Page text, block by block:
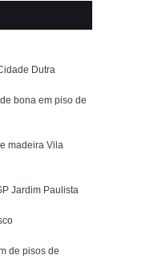
Dutra
bona em piso de
madeira Vila
Jardim Paulista
de pisos de